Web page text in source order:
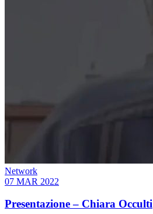
Network
07 MAR 2022
Presentazione – Chiara Occulti